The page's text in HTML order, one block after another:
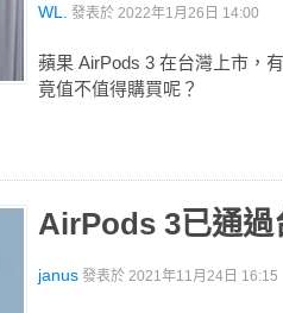
WL. 發表於 2022年1月26日 14:00
蘋果 AirPods 3 在台灣上市，
竟值不值得購買呢？
AirPods 3已通過
janus 發表於 2021年11月24日 16:15